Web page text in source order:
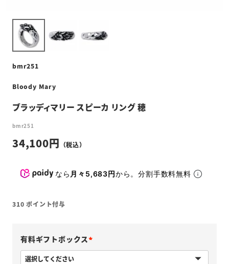
bmr251
Bloody Mary
ブラッディマリー スピーカ リング 穂
bmr251
34,100
なら 月々5,683円から。分割手数料無料
310 ポイント付与
有料ギフトボックス